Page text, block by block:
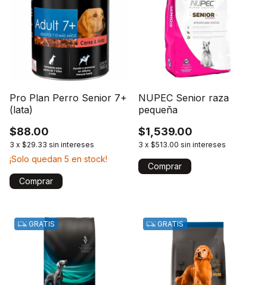
Pro Plan Perro Senior 7+
(lata)
$88.00
3 x $29.33 sin intereses
¡Solo quedan 5 en stock!
NUPEC Senior raza
pequeña
$1,539.00
3 x $513.00 sin intereses
Comprar
GRATIS GRATIS